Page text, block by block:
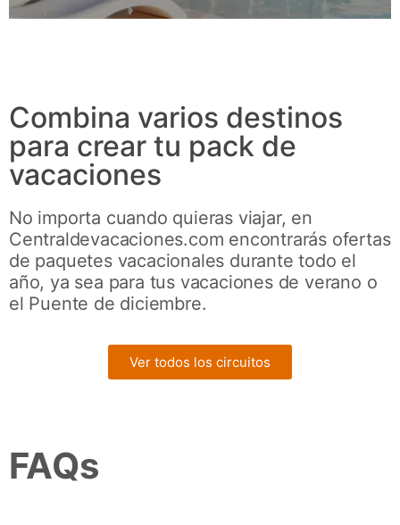
Combina varios destinos
para crear tu pack de
vacaciones
No importa cuando quieras viajar, en
Centraldevacaciones.com encontrarás ofertas
de paquetes vacacionales durante todo el
año, ya sea para tus vacaciones de verano o
el Puente de diciembre.
Ver todos los circuitos
FAQs